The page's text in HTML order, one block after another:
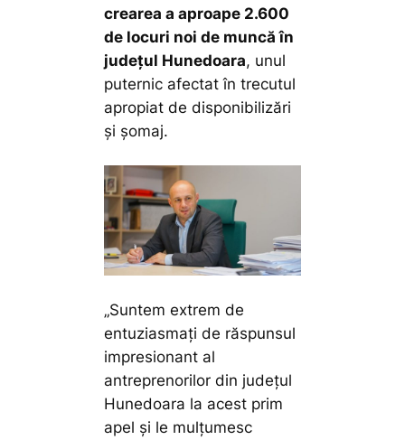
crearea a aproape 2.600
de locuri noi de muncă în
județul Hunedoara, unul
puternic afectat în trecutul
apropiat de disponibilizări
și șomaj.
„Suntem extrem de
entuziasmați de răspunsul
impresionant al
antreprenorilor din județul
Hunedoara la acest prim
apel și le mulțumesc